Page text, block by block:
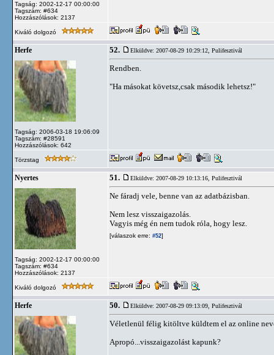
Tagság: 2002-12-17 00:00:00
Tagszám: #634
Hozzászólások: 2137
Kiváló dolgozó
Herfe
Tagság: 2006-03-18 19:06:09
Tagszám: #28591
Hozzászólások: 642
52. Elküldve: 2007-08-29 10:29:12, Pulifesztivál
Rendben.
"Ha másokat követsz,csak második lehetsz!"
Törzstag
Nyertes
Tagság: 2002-12-17 00:00:00
Tagszám: #634
Hozzászólások: 2137
51. Elküldve: 2007-08-29 10:13:16, Pulifesztivál
Ne fáradj vele, benne van az adatbázisban.
Nem lesz visszaigazolás.
Vagyis még én nem tudok róla, hogy lesz.
[válaszok erre: #52]
Kiváló dolgozó
Herfe 50. Elküldve: 2007-08-29 09:13:09, Pulifesztivál
Véletlenül félig kitöltve küldtem el az online
Apropó...visszaigazolást kapunk?